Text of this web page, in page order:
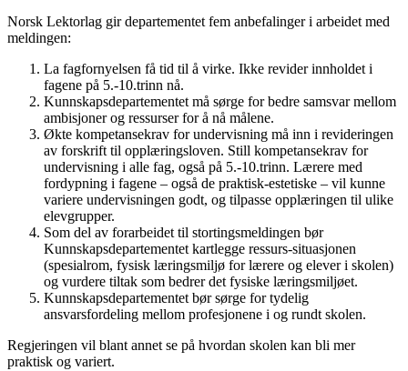
Norsk Lektorlag gir departementet fem anbefalinger i arbeidet med
meldingen:
La fagfornyelsen få tid til å virke. Ikke revider innholdet i
fagene på 5.-10.trinn nå.
Kunnskapsdepartementet må sørge for bedre samsvar mellom
ambisjoner og ressurser for å nå målene.
Økte kompetansekrav for undervisning må inn i revideringen
av forskrift til opplæringsloven. Still kompetansekrav for
undervisning i alle fag, også på 5.-10.trinn. Lærere med
fordypning i fagene – også de praktisk-estetiske – vil kunne
variere undervisningen godt, og tilpasse opplæringen til ulike
elevgrupper.
Som del av forarbeidet til stortingsmeldingen bør
Kunnskapsdepartementet kartlegge ressurs-situasjonen
(spesialrom, fysisk læringsmiljø for lærere og elever i skolen)
og vurdere tiltak som bedrer det fysiske læringsmiljøet.
Kunnskapsdepartementet bør sørge for tydelig
ansvarsfordeling mellom profesjonene i og rundt skolen.
Regjeringen vil blant annet se på hvordan skolen kan bli mer
praktisk og variert.